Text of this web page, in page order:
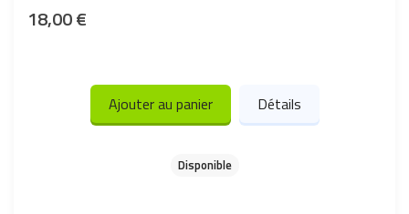
18,00 €
Ajouter au panier Détails
Disponible